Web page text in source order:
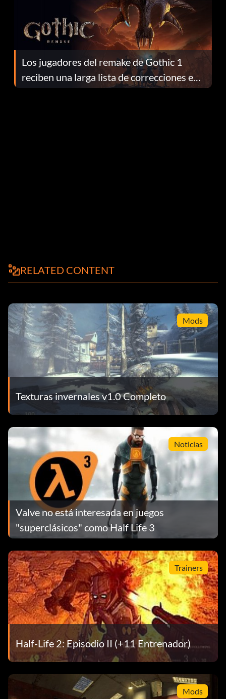
Los jugadores del remake de Gothic 1
reciben una larga lista de correcciones en
el parche 1.0.4
RELATED CONTENT
Mods
Texturas invernales v1.0 Completo
Noticias
Valve no está interesada en juegos
"superclásicos" como Half Life 3
Trainers
Half-Life 2: Episodio II (+11 Entrenador)
Mods